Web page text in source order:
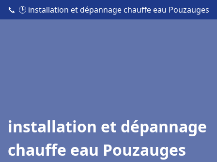
📞 🕒 installation et dépannage chauffe eau Pouzauges
installation et dépannage
chauffe eau Pouzauges